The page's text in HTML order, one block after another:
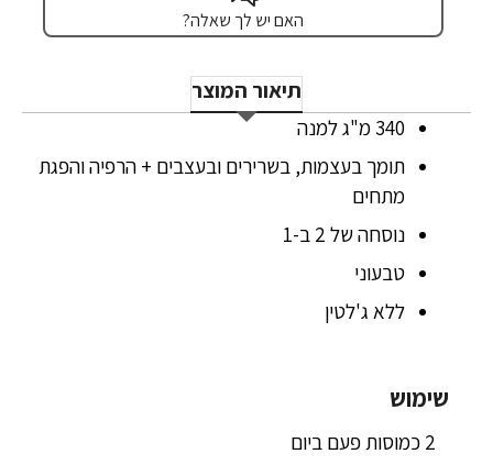
האם יש לך שאלה?
תיאור המוצר
340 מ"ג למנה
תומך בעצמות, בשרירים ובעצבים + הרפיה והפגת
מתחים
נוסחה של 2 ב-1
טבעוני
ללא ג'לטין
שימוש
2 כמוסות פעם ביום